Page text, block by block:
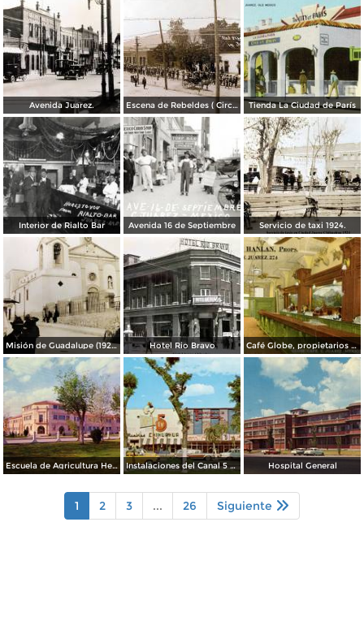
Avenida Juarez. Escena de Rebeldes ( Circulada el 8 de Diciembre de 1913 ). Tienda La Ciudad de París
Interior de Rialto Bar Avenida 16 de Septiembre Servicio de taxi 1924.
Misión de Guadalupe (1924) Hotel Rio Bravo Café Globe, propietarios Mooney & Hanlan
Escuela de Agricultura Hermanos Escobar Instalaciones del Canal 5 XEJ TV Hospital General
1 2 3 ... 26 Siguiente